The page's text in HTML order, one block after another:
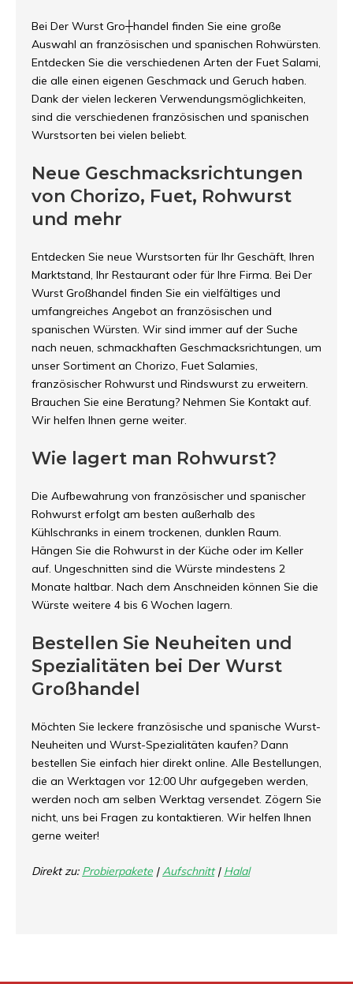
Bei Der Wurst Gro┼handel finden Sie eine große
Auswahl an französischen und spanischen Rohwürsten.
Entdecken Sie die verschiedenen Arten der Fuet Salami,
die alle einen eigenen Geschmack und Geruch haben.
Dank der vielen leckeren Verwendungsmöglichkeiten,
sind die verschiedenen französischen und spanischen
Wurstsorten bei vielen beliebt.
Neue Geschmacksrichtungen
von Chorizo, Fuet, Rohwurst
und mehr
Entdecken Sie neue Wurstsorten für Ihr Geschäft, Ihren
Marktstand, Ihr Restaurant oder für Ihre Firma. Bei Der
Wurst Großhandel finden Sie ein vielfältiges und
umfangreiches Angebot an französischen und
spanischen Würsten. Wir sind immer auf der Suche
nach neuen, schmackhaften Geschmacksrichtungen, um
unser Sortiment an Chorizo, Fuet Salamies,
französischer Rohwurst und Rindswurst zu erweitern.
Brauchen Sie eine Beratung? Nehmen Sie Kontakt auf.
Wir helfen Ihnen gerne weiter.
Wie lagert man Rohwurst?
Die Aufbewahrung von französischer und spanischer
Rohwurst erfolgt am besten außerhalb des
Kühlschranks in einem trockenen, dunklen Raum.
Hängen Sie die Rohwurst in der Küche oder im Keller
auf. Ungeschnitten sind die Würste mindestens 2
Monate haltbar. Nach dem Anschneiden können Sie die
Würste weitere 4 bis 6 Wochen lagern.
Bestellen Sie Neuheiten und
Spezialitäten bei Der Wurst
Großhandel
Möchten Sie leckere französische und spanische Wurst-
Neuheiten und Wurst-Spezialitäten kaufen? Dann
bestellen Sie einfach hier direkt online. Alle Bestellungen,
die an Werktagen vor 12:00 Uhr aufgegeben werden,
werden noch am selben Werktag versendet. Zögern Sie
nicht, uns bei Fragen zu kontaktieren. Wir helfen Ihnen
gerne weiter!
Direkt zu: Probierpakete |Aufschnitt| Halal